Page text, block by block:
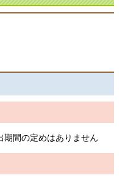
期間の定めはありません